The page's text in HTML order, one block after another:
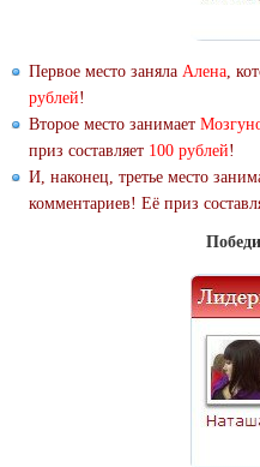
Первое место заняла Алена,
рублей!
Второе место занимает
приз составляет 100 рублей!
И, наконец, третье место
комментариев! Её приз